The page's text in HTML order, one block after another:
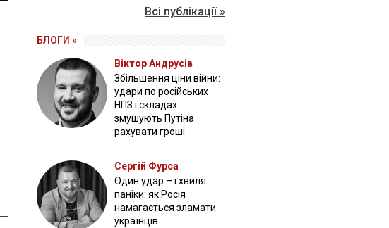
Всі публікації »
БЛОГИ »
Віктор Андрусів
Збільшення ціни війни:
удари по російських
НПЗ і складах
змушують Путіна
рахувати гроші
Сергій Фурса
Один удар – і хвиля
паніки: як Росія
намагається зламати
українців